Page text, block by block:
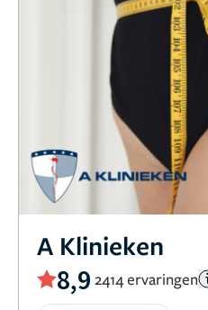
A Klinieken
8,9 2414 ervaringen